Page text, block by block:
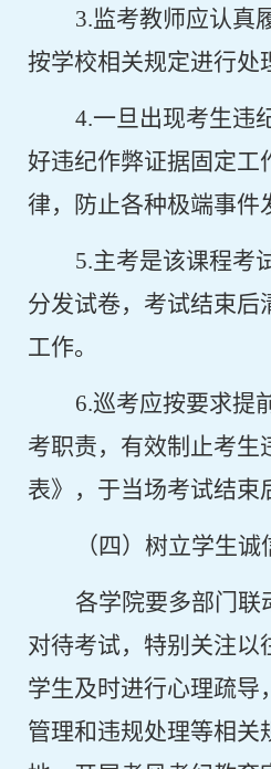
3.监考教师应认真
按学校相关规定进行处
4.一旦出现考生违
好违纪作弊证据固定工
律，防止各种极端事件
5.主考是该课程考
分发试卷，考试结束后
工作。
6.巡考应按要求提
考职责，有效制止考生
表》，于当场考试结束
（四）树立学生
各学院要多部门联
对待考试，特别关注以
学生及时进行心理疏导
管理和违规处理等相关